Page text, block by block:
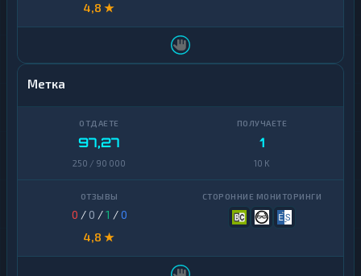
4,8 ★
Метка
97,27
250 / 90 000
1
10 K
0 / 0 /1 /0
4,8 ★